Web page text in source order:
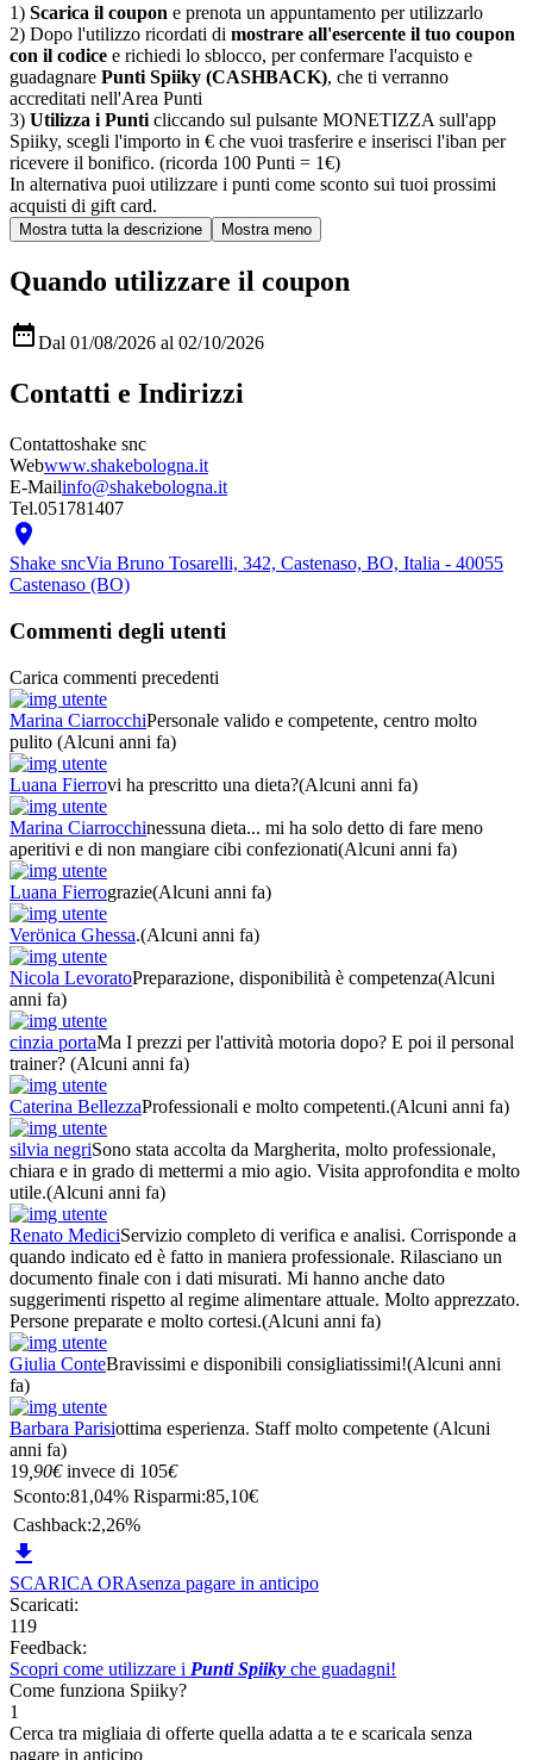
1) Scarica il coupon e prenota un appuntamento per utilizzarlo
2) Dopo l'utilizzo ricordati di mostrare all'esercente il tuo coupon
con il codice e richiedi lo sblocco, per confermare l'acquisto e
guadagnare Punti Spiiky (CASHBACK), che ti verranno
accreditati nell'Area Punti
3) Utilizza i Punti cliccando sul pulsante MONETIZZA sull'app
Spiiky, scegli l'importo in € che vuoi trasferire e inserisci l'iban per
ricevere il bonifico. (ricorda 100 Punti = 1€)
In alternativa puoi utilizzare i punti come sconto sui tuoi prossimi
acquisti di gift card.
Quando utilizzare il coupon
Dal 01/08/2026 al 02/10/2026
Contatti e Indirizzi
Contattoshake snc
Webwww.shakebologna.it
E-Mailinfo@shakebologna.it
Tel.051781407

Shake sncVia Bruno Tosarelli, 342, Castenaso, BO, Italia - 40055
Castenaso (BO)
Commenti degli utenti
Carica commenti precedenti
Marina CiarrocchiPersonale valido e competente, centro molto
pulito (Alcuni anni fa)
Luana Fierrovi ha prescritto una dieta?(Alcuni anni fa)
Marina Ciarrocchinessuna dieta... mi ha solo detto di fare meno
aperitivi e di non mangiare cibi confezionati(Alcuni anni fa)
Luana Fierrograzie(Alcuni anni fa)
Verönica Ghessa.(Alcuni anni fa)
Nicola LevoratoPreparazione, disponibilità è competenza(Alcuni
anni fa)
cinzia portaMa I prezzi per l'attività motoria dopo? E poi il personal
trainer? (Alcuni anni fa)
Caterina BellezzaProfessionali e molto competenti.(Alcuni anni fa)
silvia negriSono stata accolta da Margherita, molto professionale,
chiara e in grado di mettermi a mio agio. Visita approfondita e molto
utile.(Alcuni anni fa)
Renato MediciServizio completo di verifica e analisi. Corrisponde a
quando indicato ed è fatto in maniera professionale. Rilasciano un
documento finale con i dati misurati. Mi hanno anche dato
suggerimenti rispetto al regime alimentare attuale. Molto apprezzato.
Persone preparate e molto cortesi.(Alcuni anni fa)
Giulia ConteBravissimi e disponibili consigliatissimi!(Alcuni anni
fa)
Barbara Parisiottima esperienza. Staff molto competente (Alcuni
anni fa)
19 ,90€ invece di 105€
Sconto:81,04% Risparmi:85,10€
Cashback:2,26%

SCARICA ORAsenza pagare in anticipo
Scaricati:
119
Feedback:
Scopri come utilizzare i Punti Spiiky che guadagni!
Come funziona Spiiky?
1
Cerca tra migliaia di offerte quella adatta a te e scaricala senza
pagare in anticipo